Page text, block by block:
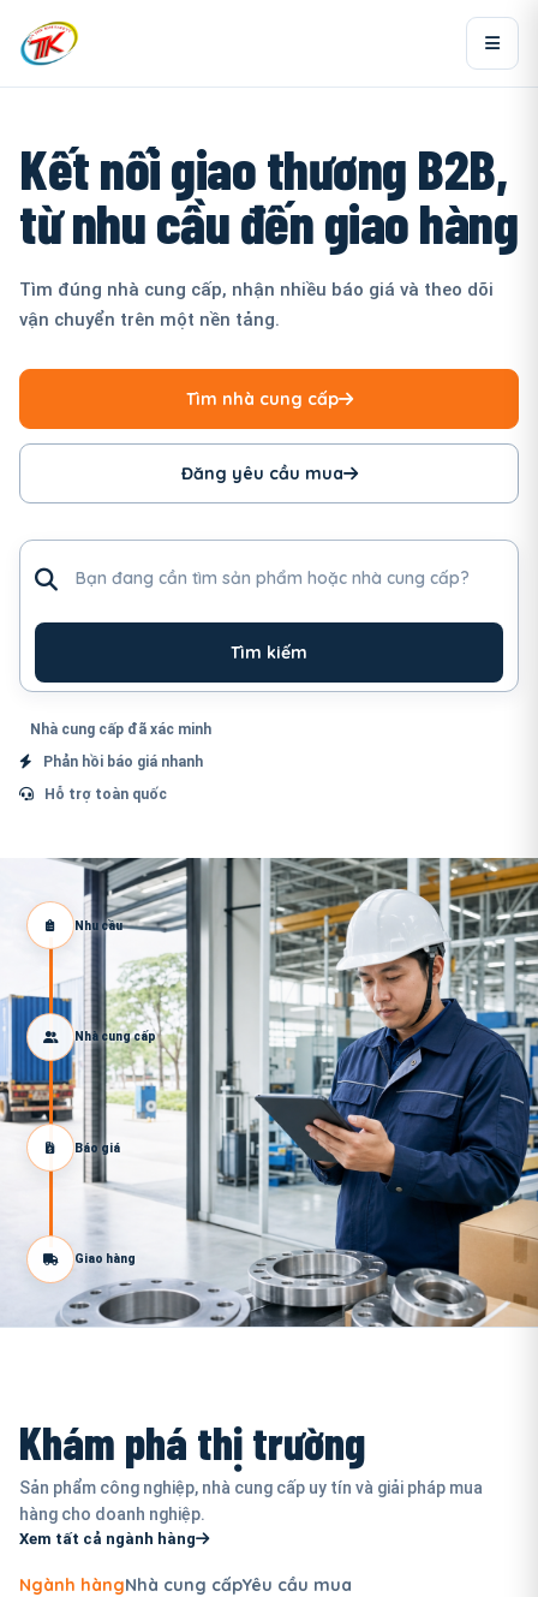
Kết nối giao thương B2B,
từ nhu cầu đến giao hàng
Tìm đúng nhà cung cấp, nhận nhiều báo giá và theo dõi
vận chuyển trên một nền tảng.
Tìm nhà cung cấp
Đăng yêu cầu mua
Tìm kiếm
Nhà cung cấp đã xác minh
Phản hồi báo giá nhanh
Hỗ trợ toàn quốc
Nhu cầu
Nhà cung cấp
Báo giá
Giao hàng
Khám phá thị trường
Sản phẩm công nghiệp, nhà cung cấp uy tín và giải pháp mua
hàng cho doanh nghiệp.
Xem tất cả ngành hàng
Ngành hàngNhà cung cấpYêu cầu mua